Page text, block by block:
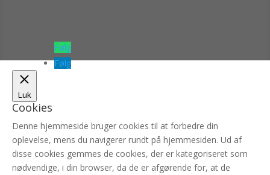
Følg
Følg
Luk
Cookies
Denne hjemmeside bruger cookies til at forbedre din
oplevelse, mens du navigerer rundt på hjemmesiden. Ud af
disse cookies gemmes de cookies, der er kategoriseret som
nødvendige, i din browser, da de er afgørende for, at de